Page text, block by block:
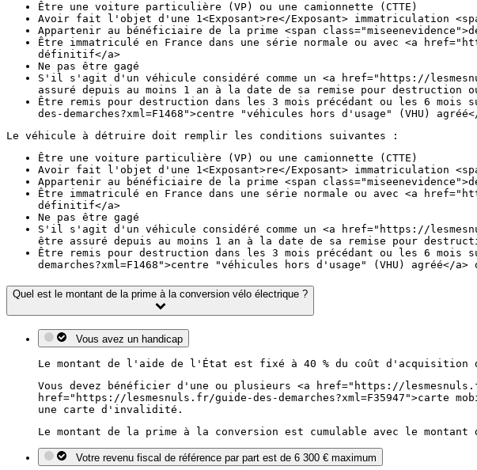
Être une voiture particulière (VP) ou une camionnette (CTTE)
Avoir fait l'objet d'une 1<Exposant>re</Exposant> immatriculation
Appartenir au bénéficiaire de la prime <span
Être immatriculé en France dans une série normale ou avec <a
définitif</a>
Ne pas être gagé
S'il s'agit d'un véhicule considéré comme un <a href="https://
assuré depuis au moins 1 an à la date de sa remise pour
Être remis pour destruction dans les 3 mois précédant ou les 6
des-demarches?xml=F1468">centre "véhicules hors d'usage" (VHU)
Le véhicule à détruire doit remplir les conditions suivantes :
Être une voiture particulière (VP) ou une camionnette (CTTE)
Avoir fait l'objet d'une 1<Exposant>re</Exposant> immatriculation
Appartenir au bénéficiaire de la prime <span
Être immatriculé en France dans une série normale ou avec <a
définitif</a>
Ne pas être gagé
S'il s'agit d'un véhicule considéré comme un <a href="https://
être assuré depuis au moins 1 an à la date de sa remise pour
Être remis pour destruction dans les 3 mois précédant ou les 6
demarches?xml=F1468">centre "véhicules hors d'usage" (VHU)
Quel est le montant de la prime à la conversion vélo électrique ?
Vous avez un handicap
Le montant de l'aide de l'État est fixé à 40 % du coût d'acquisition
Vous devez bénéficier d'une ou plusieurs <a href="https://lesmesnuls.fr/
href="https://lesmesnuls.fr/guide-des-
une carte d'invalidité.
Le montant de la prime à la conversion est cumulable avec le montant
Votre revenu fiscal de référence par part est de 6 300 € maximum